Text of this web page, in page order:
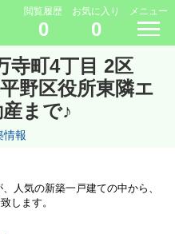
閲覧履歴
0
お気に入り
0
メニュー
寺町4丁目 2区
野区役所東隣エ
まで♪
情報
人気の新築一戸建ての中から、
します。